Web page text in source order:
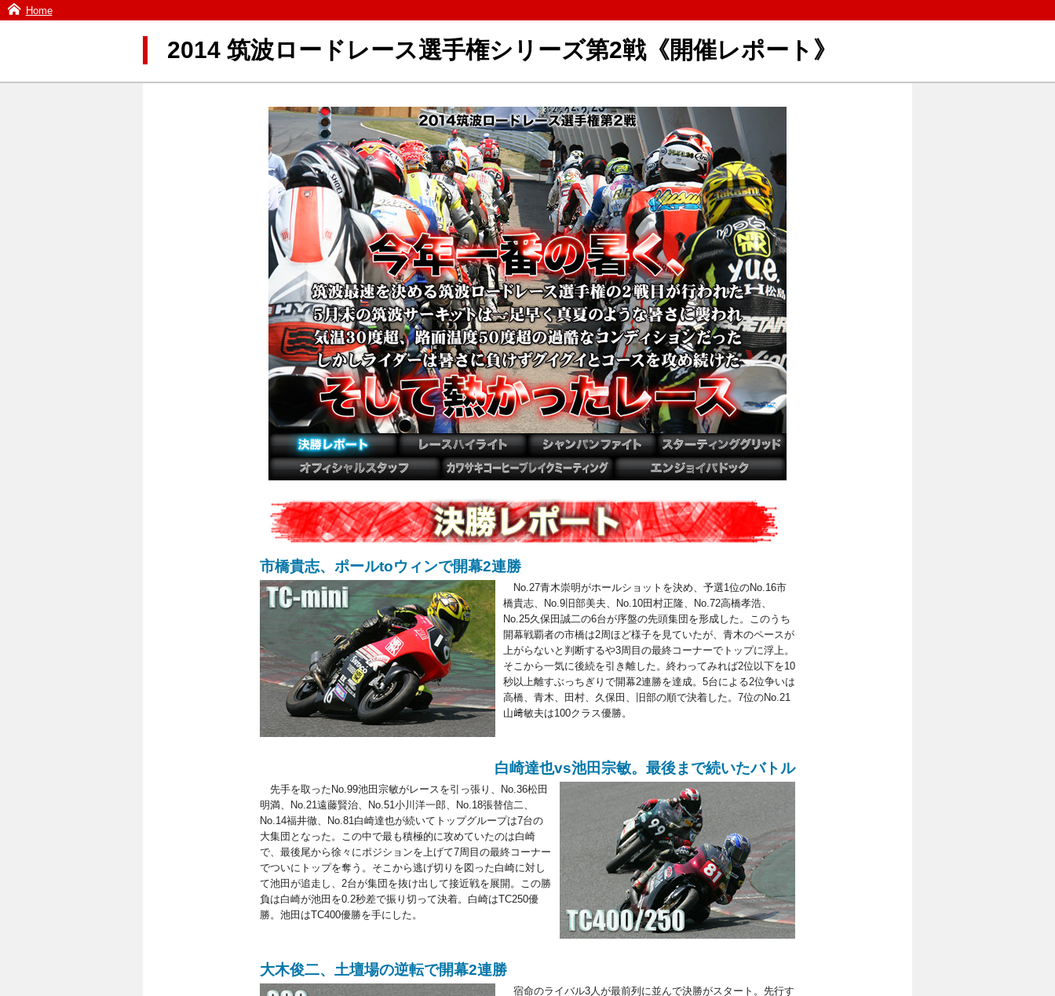
Home
2014 筑波ロードレース選手権シリーズ第2戦《開催レポート》
市橋貴志、ポールtoウィンで開幕2連勝
No.27青木崇明がホールショットを決め、予選1位のNo.16市
橋貴志、No.9旧部美夫、No.10田村正隆、No.72高橋孝浩、
No.25久保田誠二の6台が序盤の先頭集団を形成した。このうち
開幕戦覇者の市橋は2周ほど様子を見ていたが、青木のペースが
上がらないと判断するや3周目の最終コーナーでトップに浮上。
そこから一気に後続を引き離した。終わってみれば2位以下を10
秒以上離すぶっちぎりで開幕2連勝を達成。5台による2位争いは
高橋、青木、田村、久保田、旧部の順で決着した。7位のNo.21
山﨑敏夫は100クラス優勝。
白崎達也vs池田宗敏。最後まで続いたバトル
先手を取ったNo.99池田宗敏がレースを引っ張り、No.36松田
明満、No.21遠藤賢治、No.51小川洋一郎、No.18張替信二、
No.14福井徹、No.81白崎達也が続いてトップグループは7台の
大集団となった。この中で最も積極的に攻めていたのは白崎
で、最後尾から徐々にポジションを上げて7周目の最終コーナー
でついにトップを奪う。そこから逃げ切りを図った白崎に対し
て池田が追走し、2台が集団を抜け出して接近戦を展開。この勝
負は白崎が池田を0.2秒差で振り切って決着。白崎はTC250優
勝。池田はTC400優勝を手にした。
大木俊二、土壇場の逆転で開幕2連勝
宿命のライバル3人が最前列に並んで決勝がスタート。先行す